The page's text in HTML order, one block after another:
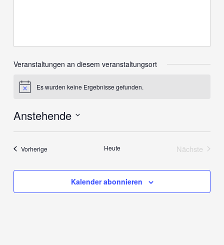
Veranstaltungen an diesem veranstaltungsort
HinweisEs wurden keine Ergebnisse gefunden.
Anstehende
Vorherige Heute
Nächste
Kalender abonnieren